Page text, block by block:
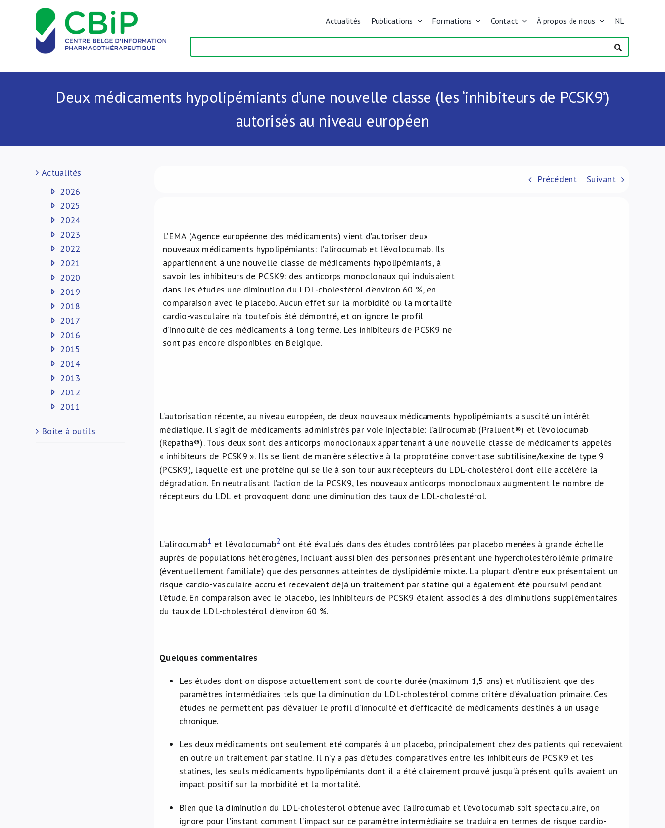
Actualités Publications Formations Contact À propos de nous NL
Deux médicaments hypolipémiants d’une nouvelle classe (les ‘inhibiteurs de PCSK9’)
autorisés au niveau européen
Précédent Suivant
L’EMA (Agence européenne des médicaments) vient d’autoriser deux
nouveaux médicaments hypolipémiants: l’alirocumab et l’évolocumab. Ils
appartiennent à une nouvelle classe de médicaments hypolipémiants, à
savoir les inhibiteurs de PCSK9: des anticorps monoclonaux qui induisaient
dans les études une diminution du LDL-cholestérol d’environ 60 %, en
comparaison avec le placebo. Aucun effet sur la morbidité ou la mortalité
cardio-vasculaire n’a toutefois été démontré, et on ignore le profil
d’innocuité de ces médicaments à long terme. Les inhibiteurs de PCSK9 ne
sont pas encore disponibles en Belgique.
L’autorisation récente, au niveau européen, de deux nouveaux médicaments hypolipémiants a suscité un intérêt
médiatique. Il s’agit de médicaments administrés par voie injectable: l’alirocumab (Praluent®) et l’évolocumab
(Repatha®). Tous deux sont des anticorps monoclonaux appartenant à une nouvelle classe de médicaments appelés
« inhibiteurs de PCSK9 ». Ils se lient de manière sélective à la proprotéine convertase subtilisine/kexine de type 9
(PCSK9), laquelle est une protéine qui se lie à son tour aux récepteurs du LDL-cholestérol dont elle accélère la
dégradation. En neutralisant l’action de la PCSK9, les nouveaux anticorps monoclonaux augmentent le nombre de
récepteurs du LDL et provoquent donc une diminution des taux de LDL-cholestérol.
L’alirocumab1 et l’évolocumab2 ont été évalués dans des études contrôlées par placebo menées à grande échelle
auprès de populations hétérogènes, incluant aussi bien des personnes présentant une hypercholestérolémie primaire
(éventuellement familiale) que des personnes atteintes de dyslipidémie mixte. La plupart d’entre eux présentaient un
risque cardio-vasculaire accru et recevaient déjà un traitement par statine qui a également été poursuivi pendant
l’étude. En comparaison avec le placebo, les inhibiteurs de PCSK9 étaient associés à des diminutions supplémentaires
du taux de LDL-cholestérol d’environ 60 %.
Quelques commentaires
Les études dont on dispose actuellement sont de courte durée (maximum 1,5 ans) et n’utilisaient que des
paramètres intermédiaires tels que la diminution du LDL-cholestérol comme critère d’évaluation primaire. Ces
études ne permettent pas d’évaluer le profil d’innocuité et d’efficacité de médicaments destinés à un usage
chronique.
Les deux médicaments ont seulement été comparés à un placebo, principalement chez des patients qui recevaient
en outre un traitement par statine. Il n’y a pas d’études comparatives entre les inhibiteurs de PCSK9 et les
statines, les seuls médicaments hypolipémiants dont il a été clairement prouvé jusqu’à présent qu’ils avaient un
impact positif sur la morbidité et la mortalité.
Bien que la diminution du LDL-cholestérol obtenue avec l’alirocumab et l’évolocumab soit spectaculaire, on
ignore pour l’instant comment l’impact sur ce paramètre intermédiaire se traduira en termes de risque cardio-
Actualités
2026
2025
2024
2023
2022
2021
2020
2019
2018
2017
2016
2015
2014
2013
2012
2011
Boite à outils